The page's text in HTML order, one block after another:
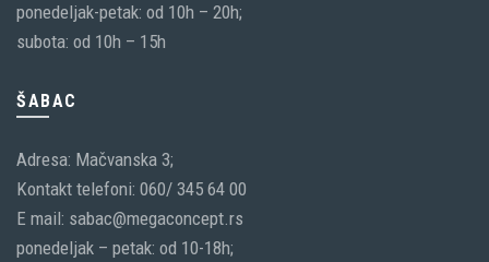
ponedeljak-petak: od 10h – 20h;
subota: od 10h – 15h
ŠABAC
Adresa: Mačvanska 3;
Kontakt telefoni: 060/ 345 64 00
E mail: sabac@megaconcept.rs
ponedeljak – petak: od 10-18h;